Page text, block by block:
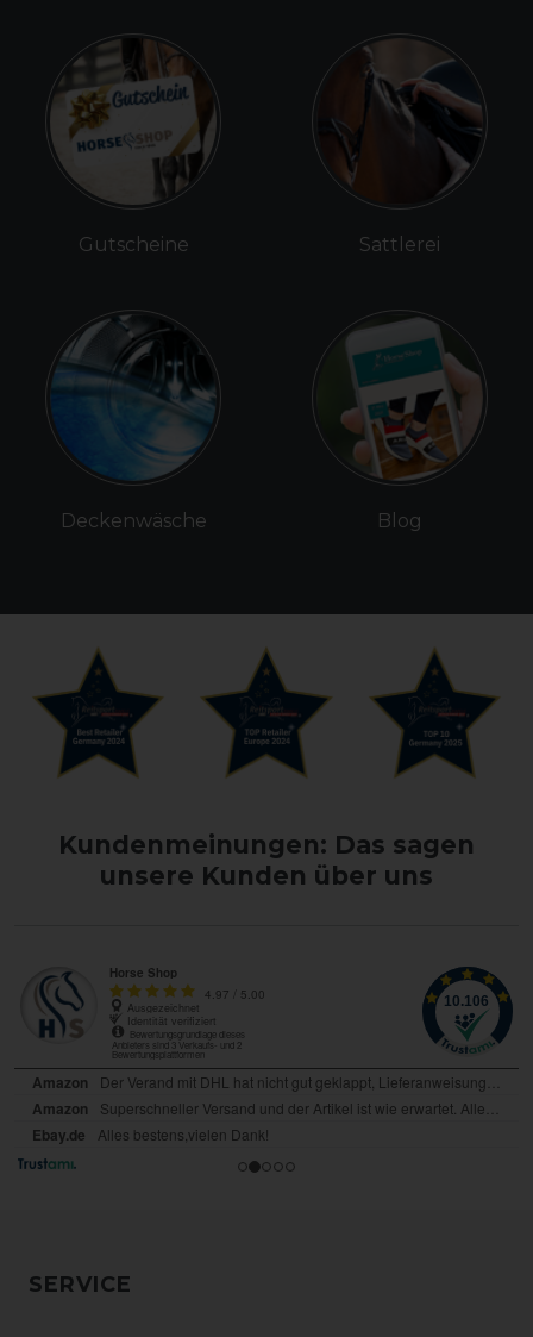
Gutscheine
Deckenwäsche
Sattlerei
Blog
Kundenmeinungen: Das sagen
unsere Kunden über uns
SERVICE